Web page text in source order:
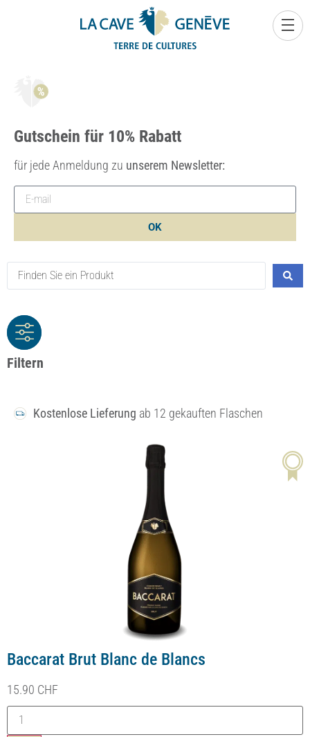
Gutschein für 10% Rabatt
für jede Anmeldung zu unserem Newsletter:
OK
Filtern
Kostenlose Lieferung ab 12 gekauften Flaschen
Baccarat Brut Blanc de Blancs
15.90 CHF